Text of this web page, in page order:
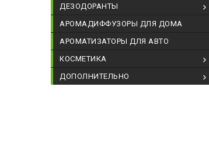
ДЕЗОДОРАНТЫ
АРОМАДИФФУЗОРЫ ДЛЯ ДОМА
АРОМАТИЗАТОРЫ ДЛЯ АВТО
КОСМЕТИКА
ДОПОЛНИТЕЛЬНО